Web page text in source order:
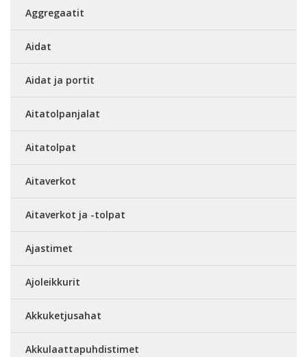
Aggregaatit
Aidat
Aidat ja portit
Aitatolpanjalat
Aitatolpat
Aitaverkot
Aitaverkot ja -tolpat
Ajastimet
Ajoleikkurit
Akkuketjusahat
Akkulaattapuhdistimet